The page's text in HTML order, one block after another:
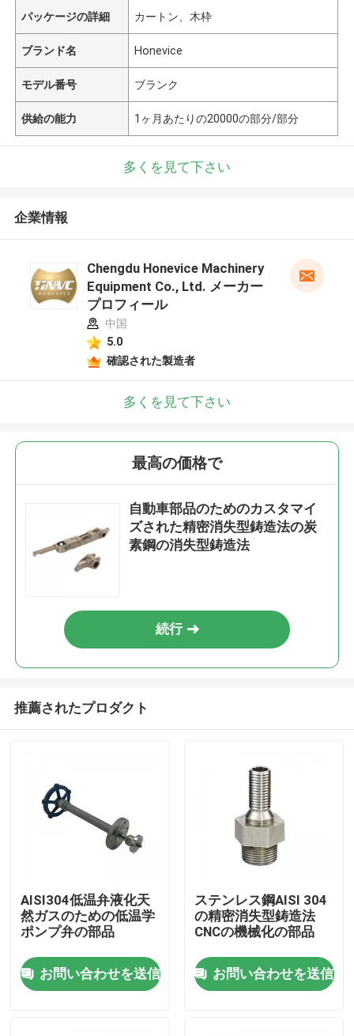
パッケージの詳細 カートン、木枠
ブランド名 Honevice
モデル番号 ブランク
供給の能力 1ヶ月あたりの20000の部分/部分
多くを見て下さい
企業情報
Chengdu Honevice Machinery
Equipment Co., Ltd. メーカー
プロフィール
中国
5.0
確認された製造者
多くを見て下さい
最高の価格で
自動車部品のためのカスタマイ
ズされた精密消失型鋳造法の炭
素鋼の消失型鋳造法
続行
推薦されたプロダクト
AISI304低温弁液化天
然ガスのための低温学
ポンプ弁の部品
お問い合わせを送信
ステンレス鋼AISI 304
の精密消失型鋳造法
CNCの機械化の部品
お問い合わせを送信